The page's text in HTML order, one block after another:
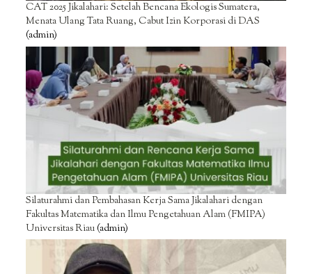
CAT 2025 Jikalahari: Setelah Bencana Ekologis Sumatera,
Menata Ulang Tata Ruang, Cabut Izin Korporasi di DAS
(admin)
Silaturahmi dan Pembahasan Kerja Sama Jikalahari dengan
Fakultas Matematika dan Ilmu Pengetahuan Alam (FMIPA)
Universitas Riau(admin)